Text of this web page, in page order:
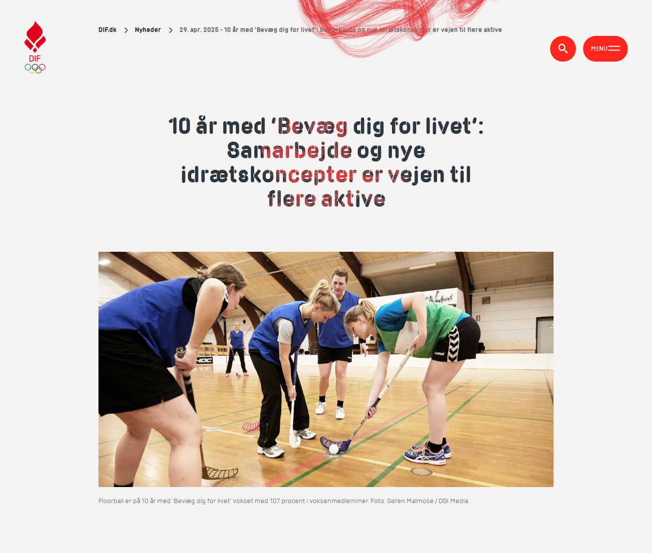
MENU
DIF.dk Nyheder 29. apr. 2025 - 10 år med ’Bevæg dig for livet’: Samarbejde og nye idrætskoncepter er vejen til flere aktive
10 år med ’Bevæg dig for livet’:
Samarbejde og nye
idrætskoncepter er vejen til
flere aktive
Floorball er på 10 år med 'Bevæg dig for livet' vokset med 107 procent i voksenmedlemmer. Foto: Søren Malmose / DGI Media